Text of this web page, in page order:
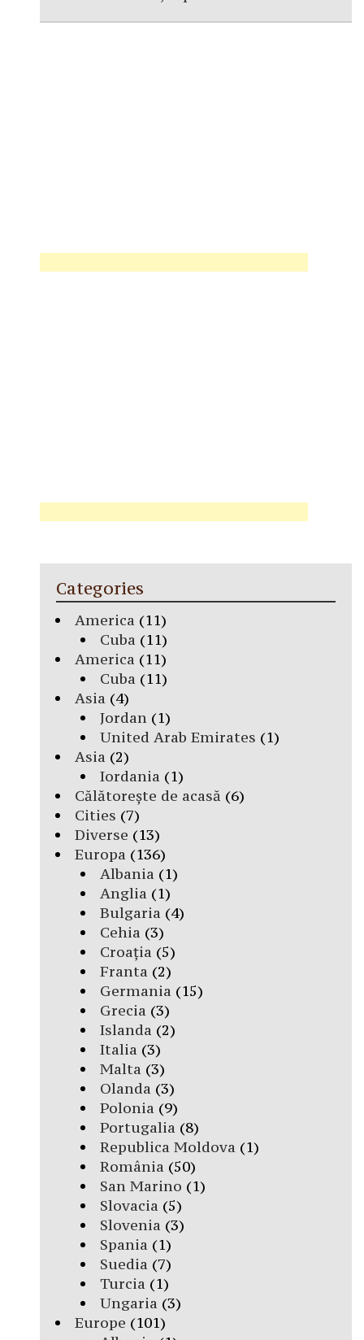
Categories
America (11)
Cuba (11)
America (11)
Cuba (11)
Asia (4)
Jordan(1)
United Arab Emirates (1)
Asia (2)
Iordania (1)
Călătorește de acasă (6)
Cities (7)
Diverse (13)
Europa (136)
Albania (1)
Anglia (1)
Bulgaria (4)
Cehia (3)
Croația (5)
Franta (2)
Germania (15)
Grecia (3)
Islanda (2)
Italia (3)
Malta (3)
Olanda (3)
Polonia (9)
Portugalia (8)
Republica Moldova (1)
România (50)
San Marino (1)
Slovacia (5)
Slovenia (3)
Spania (1)
Suedia (7)
Turcia (1)
Ungaria (3)
Europe (101)